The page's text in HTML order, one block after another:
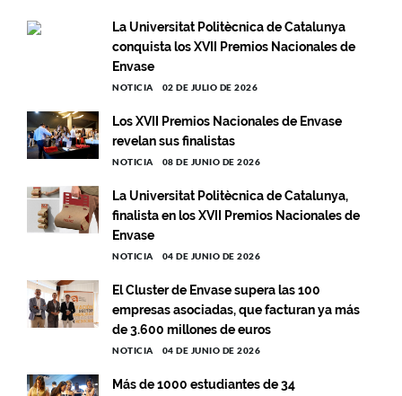
La Universitat Politècnica de Catalunya
conquista los XVII Premios Nacionales de
Envase
NOTICIA 02 DE JULIO DE 2026
Los XVII Premios Nacionales de Envase
revelan sus finalistas
NOTICIA 08 DE JUNIO DE 2026
La Universitat Politècnica de Catalunya,
finalista en los XVII Premios Nacionales de
Envase
NOTICIA 04 DE JUNIO DE 2026
El Cluster de Envase supera las 100
empresas asociadas, que facturan ya más
de 3.600 millones de euros
NOTICIA 04 DE JUNIO DE 2026
Más de 1000 estudiantes de 34